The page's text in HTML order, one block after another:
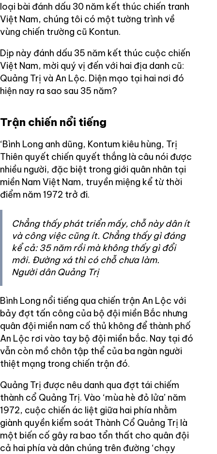
loại bài đánh dấu 30 năm kết thúc chiến tranh
Việt Nam, chúng tôi có một tường trình về
vùng chiến trường cũ Kontun.
Dịp này đánh dấu 35 năm kết thúc cuộc chiến
Việt Nam, mời quý vị đến với hai địa danh cũ:
Quảng Trị và An Lộc. Diện mạo tại hai nơi đó
hiện nay ra sao sau 35 năm?
Trận chiến nổi tiếng
‘Bình Long anh dũng, Kontum kiêu hùng, Trị
Thiên quyết chiến quyết thắng là câu nói được
nhiều người, đặc biệt trong giới quân nhân tại
miền Nam Việt Nam, truyền miệng kể từ thời
điểm năm 1972 trở đi.
Chẳng thấy phát triển mấy, chỗ này dân ít
và công việc cũng ít. Chẳng thấy gì đáng
kể cả: 35 năm rồi mà không thấy gì đổi
mới. Đường xá thì có chỗ chưa làm.
Người dân Quảng Trị
Bình Long nổi tiếng qua chiến trận An Lộc với
bảy đợt tấn công của bộ đội miền Bắc nhưng
quân đội miền nam cố thủ không để thành phố
An Lộc rơi vào tay bộ đội miền bắc. Nay tại đó
vẫn còn mồ chôn tập thể của ba ngàn người
thiệt mạng trong chiến trận đó.
Quảng Trị được nêu danh qua đợt tái chiếm
thành cổ Quảng Trị. Vào ‘mùa hè đỏ lửa’ năm
1972, cuộc chiến ác liệt giữa hai phía nhằm
giành quyền kiểm soát Thành Cổ Quảng Trị là
một biến cố gây ra bao tổn thất cho quân đội
cả hai phía và dân chúng trên đường ‘chạy